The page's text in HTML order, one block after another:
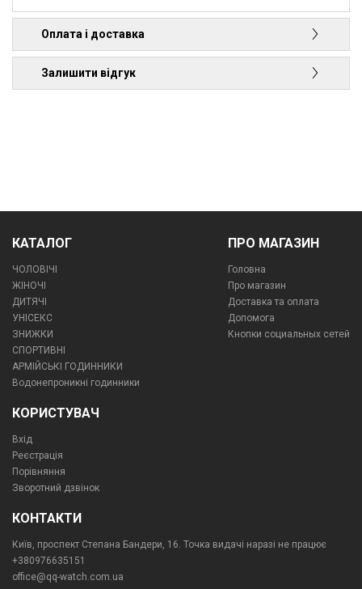
Оплата і доставка
Залишити відгук
КАТАЛОГ
ЧОЛОВІЧІ
ЖІНОЧІ
ДИТЯЧІ
УНІСЕКС
ЗНИЖКИ
СПОРТИВНІ
АРМІЙСЬКІ ГОДИННИКИ
Водонепроникні годинники
ПРО МАГАЗИН
Головна
Про магазин
Доставка та оплата
Допомога
Кнопки социальных сетей
КОРИСТУВАЧ
Вхід
Реєстрація
Порівняння
Зворотний дзвінок
КОНТАКТИ
Київ, проспект Степана Бандери, 16. Точка видачі наразі не працює
+380976635151
office@qq-watch.com.ua